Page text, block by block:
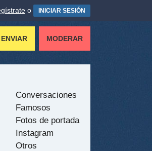
o INICIAR SESIÓN
ENVIAR MODERAR
Conversaciones
Famosos
Fotos de portada
Instagram
Otros